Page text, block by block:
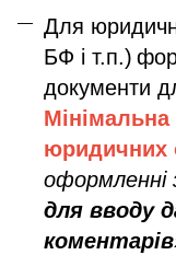
Для
БФ і т.п.)
документи
юридичних
оформленні
для вводу